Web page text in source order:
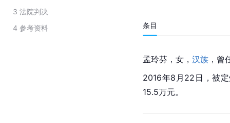
3 法院判决
4 参考资料 条目
孟玲芬，女， 汉族 ，曾
2016年8月22日，被
15.5万元。